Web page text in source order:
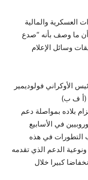
العسكرية والمالية
ما وصف بأنه “صدع
وسائل الإعلام
الأوكراني فولوديمير
(أ ف ب)
بلاده بمواصلة دعم
في الأسابيع
التطورات في هذه
الدعم الذي تقدمه
كبيرا خلال